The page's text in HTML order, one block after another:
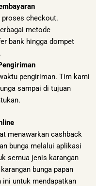
checkout.
metode
bank hingga dompet
pengiriman. Tim kami
sampai di tujuan
menawarkan cashback
bunga melalui aplikasi
semua jenis karangan
bunga papan
ini untuk mendapatkan